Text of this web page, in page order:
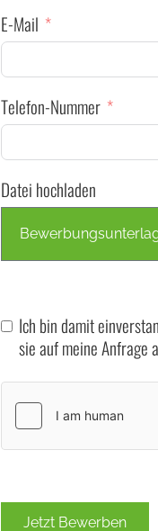
E-Mail
Telefon-Nummer
Datei hochladen
Ich bin damit
sie auf meine Anfrage
Jetzt Bewerben